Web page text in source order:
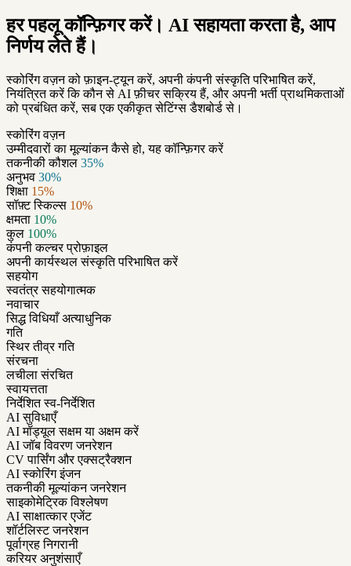
हर पहलू कॉन्फ़िगर करें। AI सहायता करता है, आप
निर्णय लेते हैं।
स्कोरिंग वज़न को फ़ाइन-ट्यून करें, अपनी कंपनी संस्कृति परिभाषित करें,
नियंत्रित करें कि कौन से AI फ़ीचर सक्रिय हैं, और अपनी भर्ती प्राथमिकताओं
को प्रबंधित करें, सब एक एकीकृत सेटिंग्स डैशबोर्ड से।
स्कोरिंग वज़न
उम्मीदवारों का मूल्यांकन कैसे हो, यह कॉन्फ़िगर करें
तकनीकी कौशल 35%
अनुभव 30%
शिक्षा 15%
सॉफ़्ट स्किल्स 10%
क्षमता 10%
कुल 100%
कंपनी कल्चर प्रोफ़ाइल
अपनी कार्यस्थल संस्कृति परिभाषित करें
सहयोग
स्वतंत्र सहयोगात्मक
नवाचार
सिद्ध विधियाँ अत्याधुनिक
गति
स्थिर तीव्र गति
संरचना
लचीला संरचित
स्वायत्तता
निर्देशित स्व-निर्देशित
AI सुविधाएँ
AI मॉड्यूल सक्षम या अक्षम करें
AI जॉब विवरण जनरेशन
CV पार्सिंग और एक्सट्रैक्शन
AI स्कोरिंग इंजन
तकनीकी मूल्यांकन जनरेशन
साइकोमेट्रिक विश्लेषण
AI साक्षात्कार एजेंट
शॉर्टलिस्ट जनरेशन
पूर्वाग्रह निगरानी
करियर अनुशंसाएँ